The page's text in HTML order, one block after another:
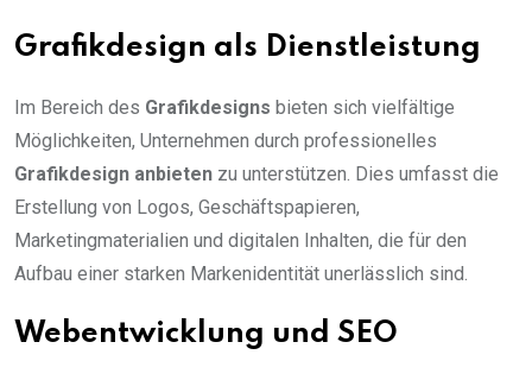
Grafikdesign als Dienstleistung
Im Bereich des Grafikdesigns bieten sich vielfältige
Möglichkeiten, Unternehmen durch professionelles
Grafikdesign anbieten zu unterstützen. Dies umfasst die
Erstellung von Logos, Geschäftspapieren,
Marketingmaterialien und digitalen Inhalten, die für den
Aufbau einer starken Markenidentität unerlässlich sind.
Webentwicklung und SEO